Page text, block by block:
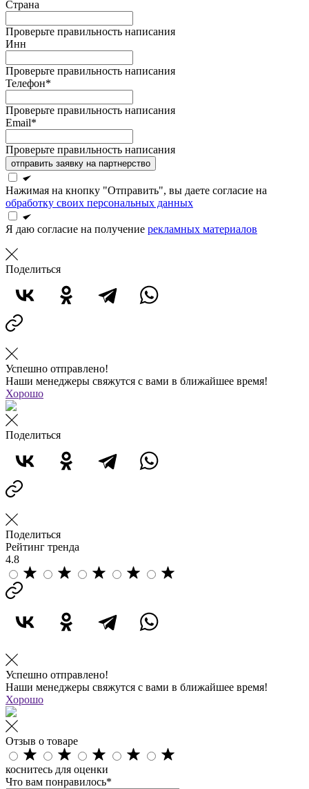
Страна
Проверьте правильность написания
Инн
Проверьте правильность написания
Телефон*
Проверьте правильность написания
Email*
Проверьте правильность написания
отправить заявку на партнерство
Нажимая на кнопку "Отправить", вы даете согласие на
обработку своих персональных данных
Я даю согласие на получение рекламных материалов
Поделиться
Успешно отправлено!
Наши менеджеры свяжутся с вами в ближайшее время!
Хорошо
Поделиться
Поделиться
Рейтинг тренда
4.8
Успешно отправлено!
Наши менеджеры свяжутся с вами в ближайшее время!
Хорошо
Отзыв о товаре
коснитесь для оценки
Что вам понравилось*